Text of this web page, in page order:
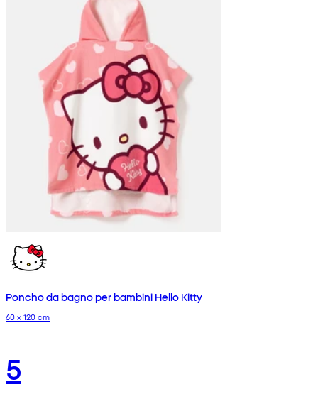
Poncho da bagno per bambini Hello Kitty
60 x 120 cm
5